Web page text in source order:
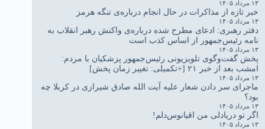
۱۳ مرداد ۱۴۰۵
خبر تازه از مذاکرات در حال انجام درباره‌ی تنگه هرمز
۱۳ مرداد ۱۴۰۵
دفتر رهبری: ادعای مطرح شده درباره‌ی واکنش رهبر انقلاب به
نامه رئیس‌جمهور از اساس کذب است
۱۳ مرداد ۱۴۰۵
پخش گفت‌وگوی تلویزیونی رئیس‌جمهور پزشکیان با مردم:
امشب بعد از خبر ۲۱ [+تکمیلی: تغییر زمان پخش]
۱۳ مرداد ۱۴۰۵
ماجرای سر دادن شعار علیه آیت الله صادق شیرازی در کربلا چه
بود؟
۱۳ مرداد ۱۴۰۵
اگر تو دریادلی من اقیانوس‌دلم!
۱۳ مرداد ۱۴۰۵